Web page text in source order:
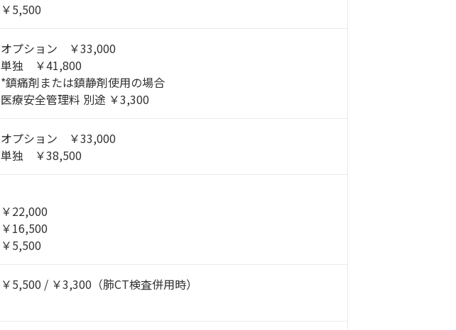
￥5,500
オプション ￥33,000
単独 ￥41,800
*鎮痛剤または鎮静剤使用の場合
医療安全管理料 別途 ￥3,300
オプション ￥33,000
単独 ￥38,500
￥22,000
￥16,500
￥5,500
￥5,500 / ￥3,300（肺CT検査併用時）